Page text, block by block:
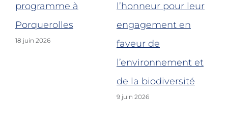
programme à
Porquerolles
18 juin 2026
l’honneur pour leur
engagement en
faveur de
l’environnement et
de la biodiversité
9 juin 2026